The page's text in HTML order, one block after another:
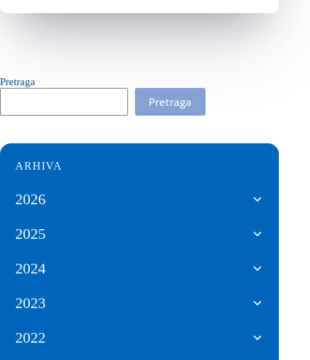
Pretraga
Pretraga
ARHIVA
2026
2025
2024
2023
2022